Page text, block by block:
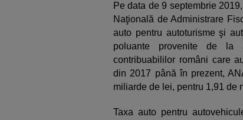
Pe data de 9 septembrie
Naţională de Administrare
auto pentru autoturisme şi
poluante provenite de la
contribuabililor români care
din 2017 până în prezent,
miliarde de lei, pentru 1,91 de
Taxa auto pentru